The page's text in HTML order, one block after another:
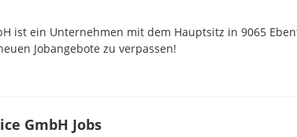
ist ein Unternehmen mit dem Hauptsitz in 9065
Jobangebote zu verpassen!
GmbH Jobs